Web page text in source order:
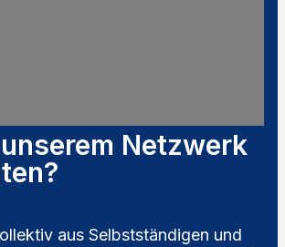
Netzwerk
aus Selbstständigen und